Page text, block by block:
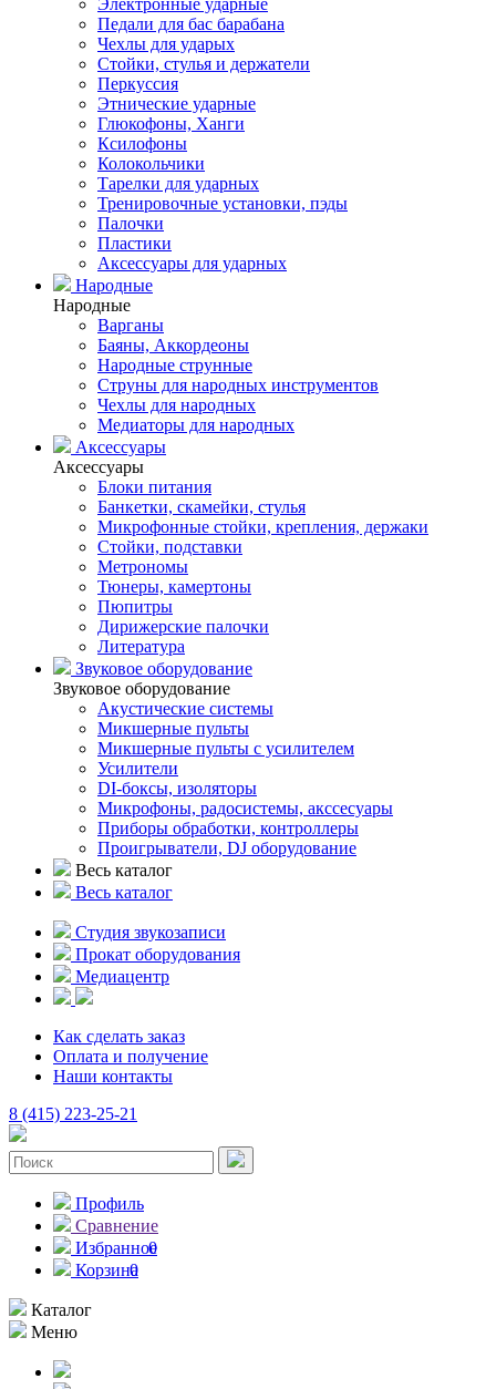
Электронные ударные
Педали для бас барабана
Чехлы для ударых
Стойки, стулья и держатели
Перкуссия
Этнические ударные
Глюкофоны, Ханги
Ксилофоны
Колокольчики
Тарелки для ударных
Тренировочные установки, пэды
Палочки
Пластики
Аксессуары для ударных
Народные
Народные
Варганы
Баяны, Аккордеоны
Народные струнные
Струны для народных инструментов
Чехлы для народных
Медиаторы для народных
Аксессуары
Аксессуары
Блоки питания
Банкетки, скамейки, стулья
Микрофонные стойки, крепления, держаки
Стойки, подставки
Метрономы
Тюнеры, камертоны
Пюпитры
Дирижерские палочки
Литература
Звуковое оборудование
Звуковое оборудование
Акустические системы
Микшерные пульты
Микшерные пульты с усилителем
Усилители
DI-боксы, изоляторы
Микрофоны, радосистемы, акссесуары
Приборы обработки, контроллеры
Проигрыватели, DJ оборудование
Весь каталог
Весь каталог
Студия звукозаписи
Прокат оборудования
Медиацентр
Как сделать заказ
Оплата и получение
Наши контакты
8 (415) 223-25-21
Профиль
Сравнение
Избранное
0
Корзина
0
Каталог
Меню